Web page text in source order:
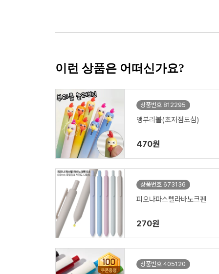
이런 상품은 어떠신가요?
상품번호 812295
앵부리볼(초저점도심)
470원
상품번호 673136
피오나파스텔라바노크펜
270원
상품번호 405120